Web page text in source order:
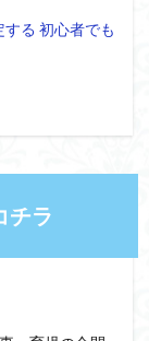
る 初心者でも
チラ